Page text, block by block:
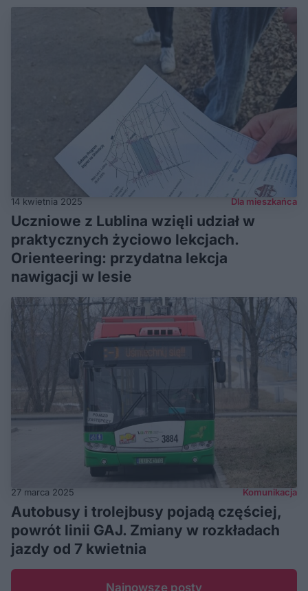
14 kwietnia 2025 Dla mieszkańca
Uczniowe z Lublina wzięli udział w
praktycznych życiowo lekcjach.
Orienteering: przydatna lekcja
nawigacji w lesie
27 marca 2025 Komunikacja
Autobusy i trolejbusy pojadą częściej,
powrót linii GAJ. Zmiany w rozkładach
jazdy od 7 kwietnia
Najnowsze posty